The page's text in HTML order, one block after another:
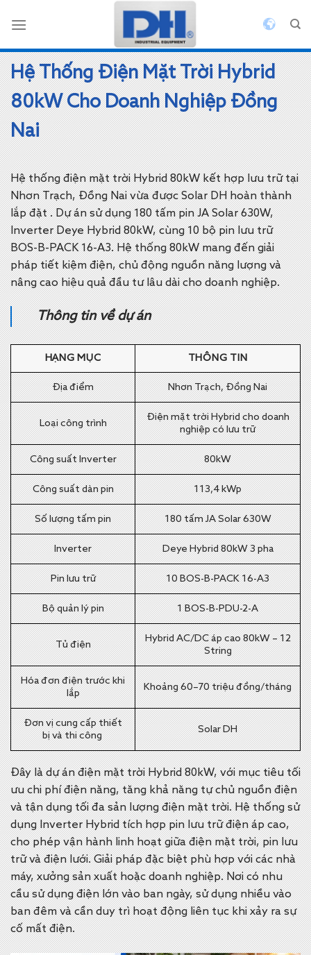
qua
dung
Hệ Thống Điện Mặt Trời Hybrid
80kW Cho Doanh Nghiệp Đồng
Nai
Hệ thống điện mặt trời Hybrid 80kW kết hợp lưu trữ tại
Nhơn Trạch, Đồng Nai vừa được Solar DH hoàn thành
lắp đặt . Dự án sử dụng 180 tấm pin JA Solar 630W,
Inverter Deye Hybrid 80kW, cùng 10 bộ pin lưu trữ
BOS-B-PACK 16-A3. Hệ thống 80kW mang đến giải
pháp tiết kiệm điện, chủ động nguồn năng lượng và
nâng cao hiệu quả đầu tư lâu dài cho doanh nghiệp.
Thông tin về dự án
HẠNG MỤC THÔNG TIN
Địa điểm Nhơn Trạch, Đồng Nai
Loại công trình
Điện mặt trời Hybrid cho doanh
nghiệp có lưu trữ
Công suất Inverter 80kW
Công suất dàn pin 113,4 kWp
Số lượng tấm pin 180 tấm JA Solar 630W
Inverter Deye Hybrid 80kW 3 pha
Pin lưu trữ 10 BOS-B-PACK 16-A3
Bộ quản lý pin 1 BOS-B-PDU-2-A
Tủ điện
Hybrid AC/DC áp cao 80kW – 12
String
Hóa đơn điện trước khi
lắp
Khoảng 60–70 triệu đồng/tháng
Đơn vị cung cấp thiết
bị và thi công
Solar DH
Đây là dự án điện mặt trời Hybrid 80kW, với mục tiêu tối
ưu chi phí điện năng, tăng khả năng tự chủ nguồn điện
và tận dụng tối đa sản lượng điện mặt trời. Hệ thống sử
dụng Inverter Hybrid tích hợp pin lưu trữ điện áp cao,
cho phép vận hành linh hoạt giữa điện mặt trời, pin lưu
trữ và điện lưới. Giải pháp đặc biệt phù hợp với các nhà
máy, xưởng sản xuất hoặc doanh nghiệp. Nơi có nhu
cầu sử dụng điện lớn vào ban ngày, sử dụng nhiều vào
ban đêm và cần duy trì hoạt động liên tục khi xảy ra sự
cố mất điện.